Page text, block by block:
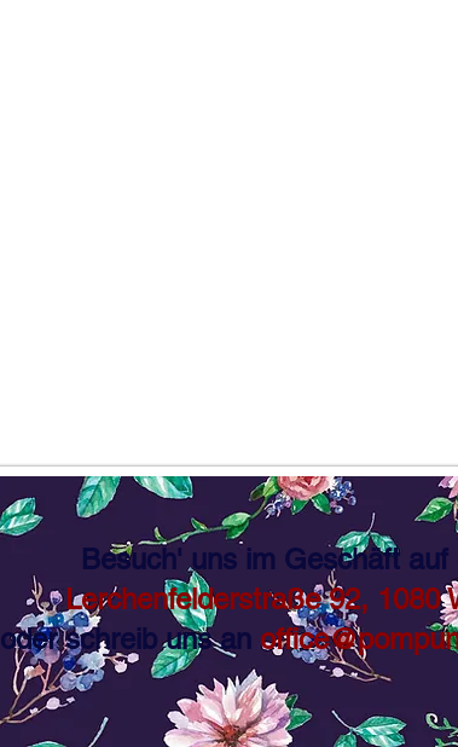
Besuch' uns im Geschäft auf
Lerchenfelderstraße 92, 1080
oder schreib uns an